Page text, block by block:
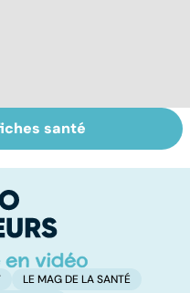
savoir sur
infections
santé
LE MAG DE LA SANTÉ